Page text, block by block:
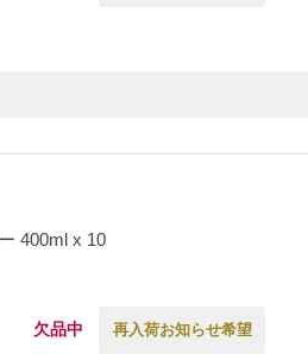
400ml x 10
欠品中 再入荷お知らせ希望